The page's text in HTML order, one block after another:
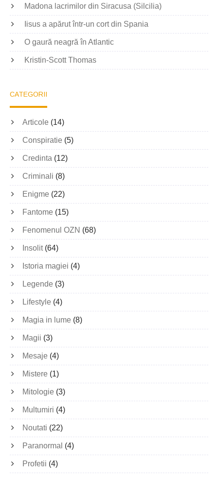
Madona lacrimilor din Siracusa (Silcilia)
Iisus a apărut într-un cort din Spania
O gaură neagră în Atlantic
Kristin-Scott Thomas
CATEGORII
Articole (14)
Conspiratie (5)
Credinta (12)
Criminali (8)
Enigme (22)
Fantome (15)
Fenomenul OZN (68)
Insolit(64)
Istoria magiei (4)
Legende (3)
Lifestyle (4)
Magia in lume (8)
Magii (3)
Mesaje (4)
Mistere (1)
Mitologie (3)
Multumiri (4)
Noutati (22)
Paranormal (4)
Profetii (4)